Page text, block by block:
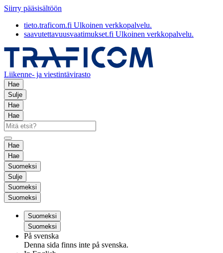
Siirry pääsisältöön
tieto.traficom.fi Ulkoinen verkkopalvelu.
saavutettavuusvaatimukset.fi Ulkoinen verkkopalvelu.
Liikenne- ja viestintävirasto
Hae
Sulje
Hae
Hae
Hae
Hae
Suomeksi
Sulje
Suomeksi
Suomeksi
Suomeksi
Suomeksi
På svenska
Denna sida finns inte på svenska.